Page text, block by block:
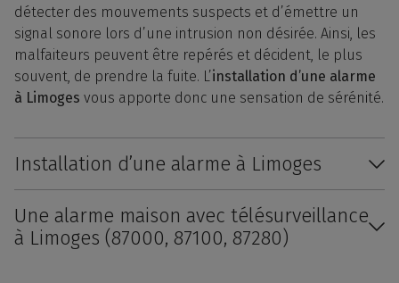
détecter des mouvements suspects et d’émettre un
signal sonore lors d’une intrusion non désirée. Ainsi, les
malfaiteurs peuvent être repérés et décident, le plus
souvent, de prendre la fuite. L’installation d’une alarme
à Limoges vous apporte donc une sensation de sérénité.
Installation d’une alarme à Limoges
Une alarme maison avec télésurveillance
à Limoges (87000, 87100, 87280)